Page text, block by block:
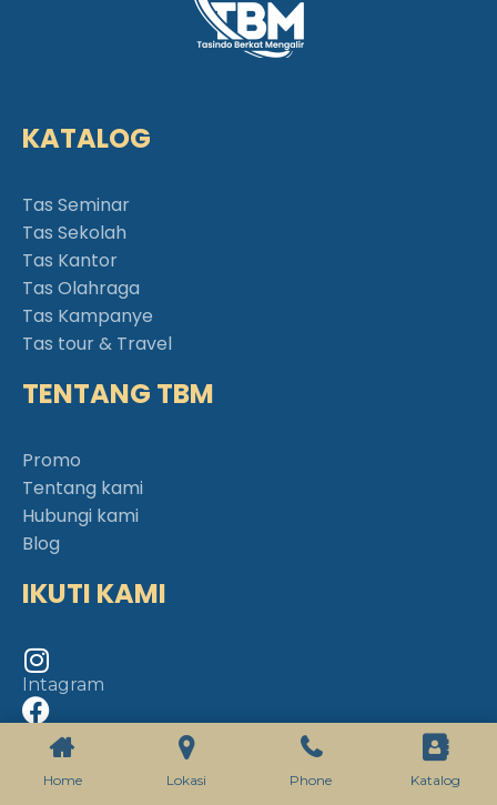
KATALOG
Tas Seminar
Tas Sekolah
Tas Kantor
Tas Olahraga
Tas Kampanye
Tas tour & Travel
TENTANG TBM
Promo
Tentang kami
Hubungi kami
Blog
IKUTI KAMI
Intagram
Facebook
YouTube
Home Lokasi Phone Katalog